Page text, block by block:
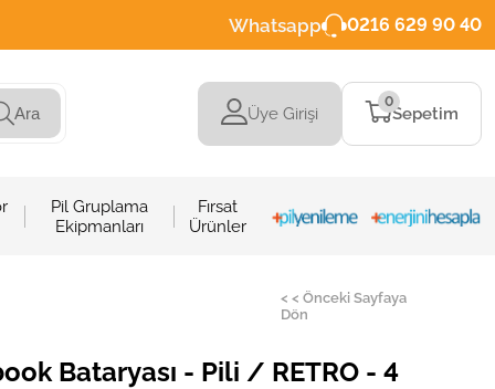
Whatsapp 0216 629 90 40
Ara Üye Girişi Sepetim
0
Pil Gruplama
Ekipmanları
Fırsat
Ürünler
< < Önceki Sayfaya
Dön
Bataryası - Pili / RETRO - 4